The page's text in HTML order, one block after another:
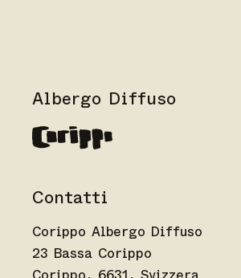
Albergo Diffuso
Contatti
Corippo Albergo Diffuso
23 Bassa Corippo